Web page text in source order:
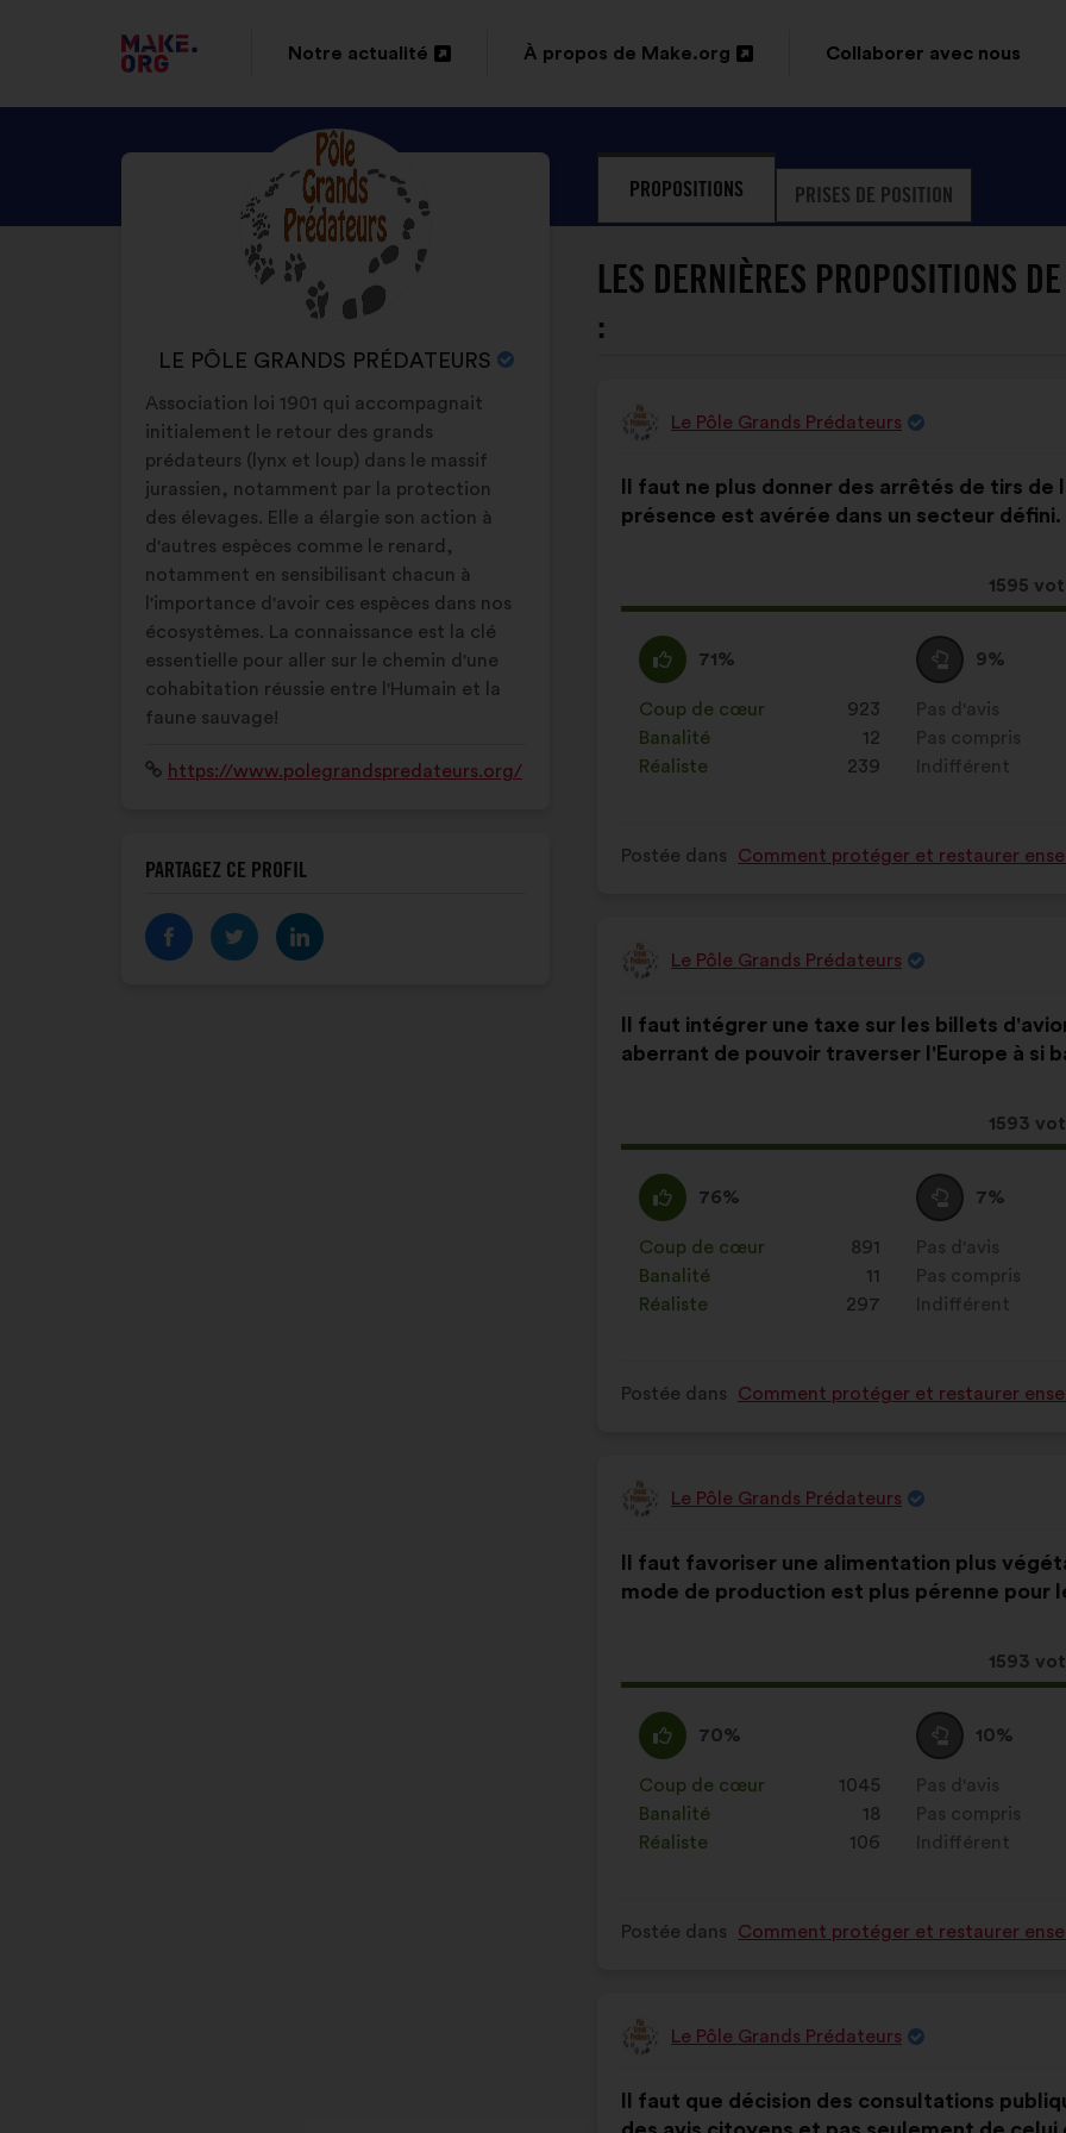
ALLER
À
L'ACCUEIL
MAKE.ORG
Notre actualité
dans
un
nouvel
onglet
À propos de Make.org
Collaborer avec nous
DÉCOUVREZ
LE
PROFIL
LE
PÔLE
GRANDS
PRÉDATEURS
NOM
L'ORGANISATION
:
LE PÔLE GRANDS PRÉDATEURS
Biographie
Association loi 1901 qui accompagnait
initialement le retour des grands
prédateurs (lynx et loup) dans le massif
jurassien, notamment par la protection
des élevages. Elle a élargie son action à
d'autres espèces comme le renard,
notamment en sensibilisant chacun à
l'importance d'avoir ces espèces dans nos
écosystèmes. La connaissance est la clé
essentielle pour aller sur le chemin d'une
cohabitation réussie entre l'Humain et la
faune sauvage!
Sitehttps://www.polegrandspredateurs.org/
PARTAGEZ CE PROFIL
PROPOSITIONS PRISES DE POSITION
LES DERNIÈRES PROPOSITIONS
:
Proposition
:
Le Pôle Grands Prédateurs
de
la
Il faut ne plus donner des arrêtés de tirs
présence est avérée dans un secteur défini.
Cette
récolté
:
1595
pour
répartition
D'accord
:
71%
Cette
proposition
a
été
qualifiée
Coup de cœur
: 923
fois
Banalité
: 12
fois
Réaliste
: 239
fois
Vote
neutre
:
9%
Cette
proposition
a
été
qualifiée
Pas d'avis
:fois
Pas compris
:fois
Indifférent
fois
Postée dans Comment protéger et restaurer
Proposition
:
Le Pôle Grands Prédateurs
de
la
Il faut intégrer une taxe sur les billets
aberrant de pouvoir traverser l'Europe à si
Cette
récolté
:
1593
pour
répartition
D'accord
:
76%
Cette
proposition
a
été
qualifiée
Coup de cœur
: 891
fois
Banalité
: 11
fois
Réaliste
: 297
fois
Vote
neutre
:
7%
Cette
proposition
a
été
qualifiée
Pas d'avis
:fois
Pas compris
:fois
Indifférent
fois
Postée dans Comment protéger et restaurer
Proposition
:
Le Pôle Grands Prédateurs
de
la
Il faut favoriser une alimentation plus
mode de production est plus pérenne pour
Cette
récolté
:
1593
pour
répartition
D'accord
:
70%
Cette
proposition
a
été
qualifiée
Coup de cœur
: 1045
fois
Banalité
: 18
fois
Réaliste
: 106
fois
Vote
neutre
:
10%
Cette
proposition
a
été
qualifiée
Pas d'avis
:fois
Pas compris
:fois
Indifférent
fois
Postée dans Comment protéger et restaurer
Proposition
:
Le Pôle Grands Prédateurs
deIl faut que décision des consultations
pour